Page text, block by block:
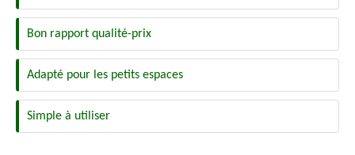
Bon rapport qualité-prix
Adapté pour les petits espaces
Simple à utiliser